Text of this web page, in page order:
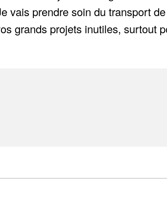
vais prendre soin du transport
grands projets inutiles, surtout